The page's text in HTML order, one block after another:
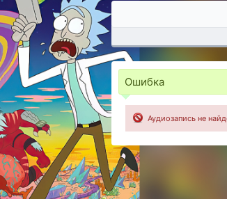
Ошибка
Аудиозапись не